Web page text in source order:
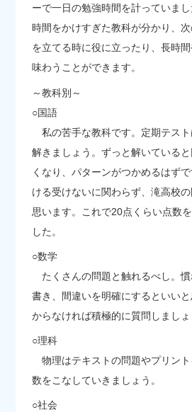
ーで一日の勉強時間を計っていま
時間をかけすぎた教科が分かり、
を立てる時に役に立ったり、長時
味わうことができます。
～教科別～
○国語
私の苦手な教科です。定期テス
解きましょう。ずっと解いている
くなり、パターンがつかめるはず
ける受けないに関わらず、滝高校
思います。これで20点くらい点数
した。
○数学
たくさんの問題と触れるべし。
書き、間違いを明確にするといい
からなければ積極的に質問しましょ
○理科
物理はテキストの問題やプリント
数をこなしていきましょう。
○社会